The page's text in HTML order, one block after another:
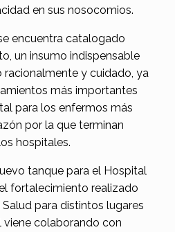
en sus nosocomios.
encuentra catalogado
un insumo indispensable
racionalmente y cuidado, ya
más importantes
para los enfermos más
por la que terminan
hospitales.
tanque para el Hospital
fortalecimiento realizado
para distintos lugares
viene colaborando con